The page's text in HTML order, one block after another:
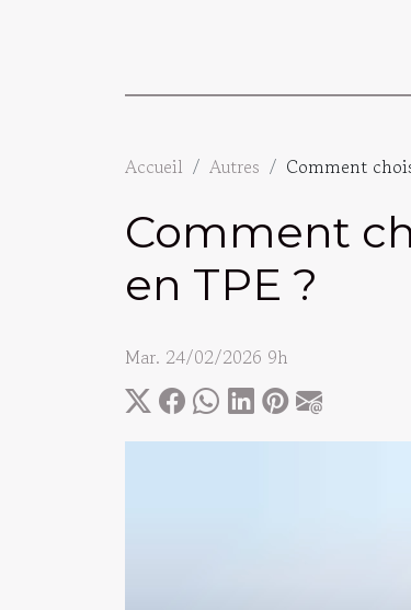
Accueil Autres Comment
Comment
en TPE ?
Mar. 24/02/2026 9h